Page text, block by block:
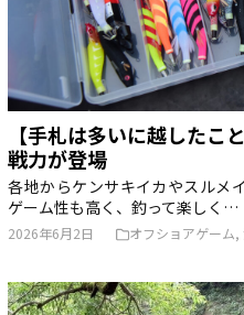
【手札は多いに越したこ
戦力が登場
各地からケンサキイカやスルメ
ゲーム性も高く、釣って楽しく…
2026年6月2日 オフショアゲーム,